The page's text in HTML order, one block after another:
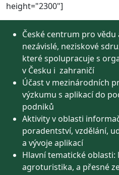
height="2300"]
České centrum pro vědu
nezávislé, neziskové
které spolupracuje s
v Česku i zahraničí
Účast v mezinárodních
výzkumu s aplikací do
podniků
Aktivity v oblasti
poradentství, vzdělání,
a vývoje aplikací
Hlavní tematické oblasti:
agroturistika, a přesné